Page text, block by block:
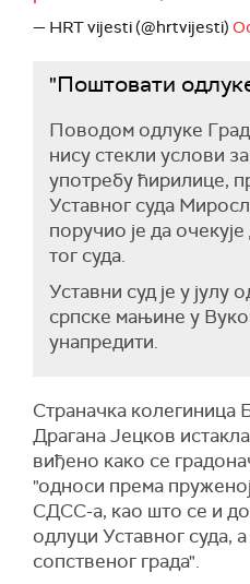
— HRT vijesti (@hrtvijesti)
"Поштовати
Поводом одлуке
нису стекли услови
употребу ћирилице,
Уставног суда
поручио је да
тог суда.
Уставни суд је у јулу
српске мањине у
унапредити.
Страначка
Драгана Јецков истакла
виђено како се
"односи према
СДСС-а, као што се и
одлуци Уставног суда,
сопственог града".